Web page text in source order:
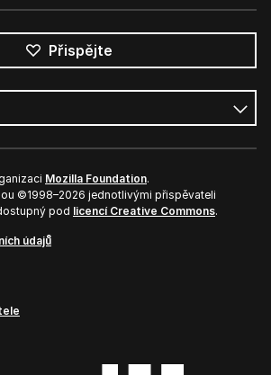
Přispějte
Mozilla Foundation.
©1998–2026 jednotlivými přispěvateli
pod licencí Creative Commons.
údajů